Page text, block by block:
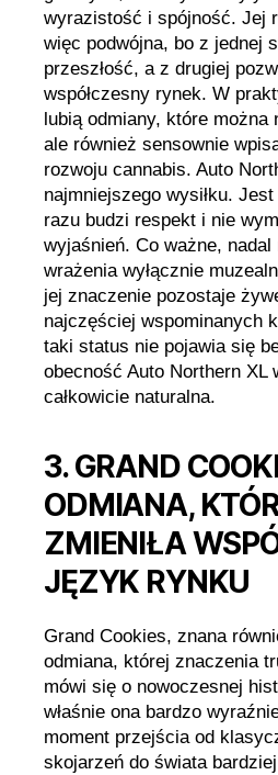
wyrazistość i spójność. Jej
więc podwójna, bo z jednej
przeszłość, a z drugiej
współczesny rynek. W
lubią odmiany, które można
ale również sensownie
rozwoju cannabis. Auto
najmniejszego wysiłku.
razu budzi respekt i nie
wyjaśnień. Co ważne, nadal
wrażenia wyłącznie
jej znaczenie pozostaje
najczęściej wspominanych
taki status nie pojawia się
obecność Auto Northern XL
całkowicie naturalna.
3. GRAND
ODMIANA,
ZMIENIŁA
JĘZYK RYNKU
Grand Cookies, znana
odmiana, której znaczenia
mówi się o nowoczesnej
właśnie ona bardzo
moment przejścia od
skojarzeń do świata